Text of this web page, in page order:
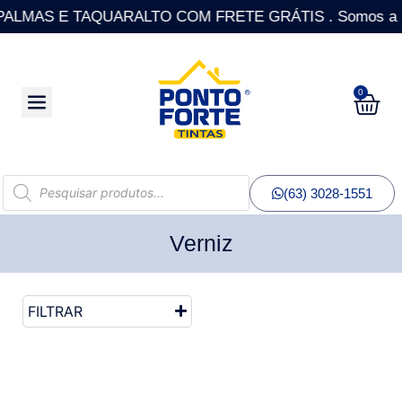
E TAQUARALTO COM FRETE GRÁTIS . Somos
0
(63) 3028-1551
Verniz
FILTRAR